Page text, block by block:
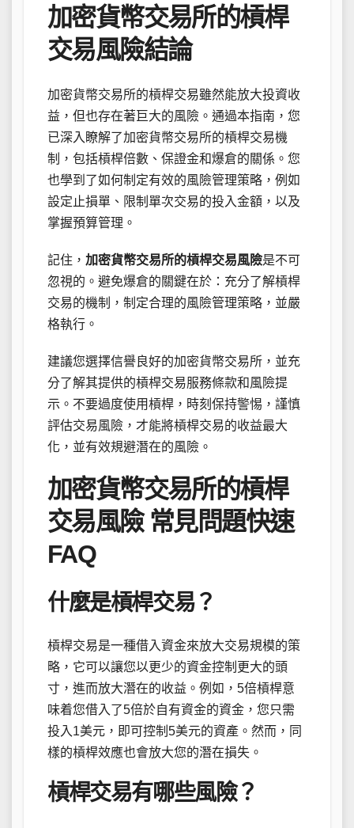
加密貨幣交易所的槓桿
交易風險結論
加密貨幣交易所的槓桿交易雖然能放大投資收
益，但也存在著巨大的風險。通過本指南，您
已深入瞭解了加密貨幣交易所的槓桿交易機
制，包括槓桿倍數、保證金和爆倉的關係。您
也學到了如何制定有效的風險管理策略，例如
設定止損單、限制單次交易的投入金額，以及
掌握預算管理。
記住， 加密貨幣交易所的槓桿交易風險是不可
忽視的。避免爆倉的關鍵在於：充分了解槓桿
交易的機制，制定合理的風險管理策略，並嚴
格執行。
建議您選擇信譽良好的加密貨幣交易所，並充
分了解其提供的槓桿交易服務條款和風險提
示。不要過度使用槓桿，時刻保持警惕，謹慎
評估交易風險，才能將槓桿交易的收益最大
化，並有效規避潛在的風險。
加密貨幣交易所的槓桿
交易風險 常見問題快速
FAQ
什麼是槓桿交易？
槓桿交易是一種借入資金來放大交易規模的策
略，它可以讓您以更少的資金控制更大的頭
寸，進而放大潛在的收益。例如，5倍槓桿意
味着您借入了5倍於自有資金的資金，您只需
投入1美元，即可控制5美元的資產。然而，同
樣的槓桿效應也會放大您的潛在損失。
槓桿交易有哪些風險？